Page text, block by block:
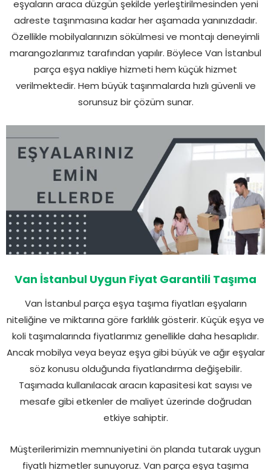
eşyaların araca düzgün şekilde yerleştirilmesinden yeni
adreste taşınmasına kadar her aşamada yanınızdadır.
Özellikle mobilyalarınızın sökülmesi ve montajı deneyimli
marangozlarımız tarafından yapılır. Böylece Van İstanbul
parça eşya nakliye hizmeti hem küçük hizmet
verilmektedir. Hem büyük taşınmalarda hızlı güvenli ve
sorunsuz bir çözüm sunar.
Van İstanbul Uygun Fiyat Garantili Taşıma
Van İstanbul parça eşya taşıma fiyatları eşyaların
niteliğine ve miktarına göre farklılık gösterir. Küçük eşya ve
koli taşımalarında fiyatlarımız genellikle daha hesaplıdır.
Ancak mobilya veya beyaz eşya gibi büyük ve ağır eşyalar
söz konusu olduğunda fiyatlandırma değişebilir.
Taşımada kullanılacak aracın kapasitesi kat sayısı ve
mesafe gibi etkenler de maliyet üzerinde doğrudan
etkiye sahiptir.
Müşterilerimizin memnuniyetini ön planda tutarak uygun
fiyatlı hizmetler sunuyoruz. Van parça eşya taşıma